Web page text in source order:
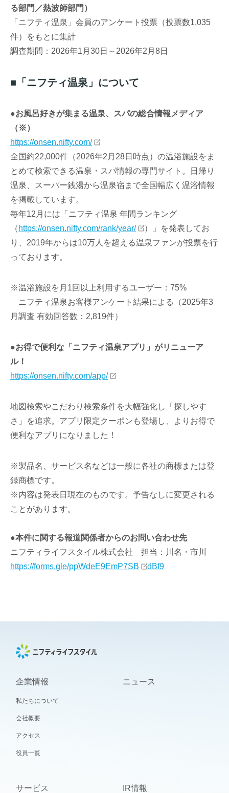
る部門／熱波師部門）
「ニフティ温泉」会員のアンケート投票（投票数1,035
件）をもとに集計
調査期間：2026年1月30日～2026年2月8日
■「ニフティ温泉」について
●お風呂好きが集まる温泉、スパの総合情報メディア
（※）
https://onsen.nifty.com/
全国約22,000件（2026年2月28日時点）の温浴施設をま
とめて検索できる温泉・スパ情報の専門サイト。日帰り
温泉、スーパー銭湯から温泉宿まで全国幅広く温浴情報
を掲載しています。
毎年12月には「ニフティ温泉 年間ランキング
（ https://onsen.nifty.com/rank/year/
）」を発表してお
り、2019年からは10万人を超える温泉ファンが投票を行
っております。
※温浴施設を月1回以上利用するユーザー：75%
ニフティ温泉お客様アンケート結果による（2025年3
月調査 有効回答数：2,819件）
●お得で便利な「ニフティ温泉アプリ」がリニューア
ル！
https://onsen.nifty.com/app/
地図検索やこだわり検索条件を大幅強化し「探しやす
さ」を追求。アプリ限定クーポンも登場し、よりお得で
便利なアプリになりました！
※製品名、サービス名などは一般に各社の商標または登
録商標です。
※内容は発表日現在のものです。予告なしに変更される
ことがあります。
●本件に関する報道関係者からのお問い合わせ先
ニフティライフスタイル株式会社 担当：川名・市川
https://forms.gle/ppWdeE9EmP7SB dBf9
企業情報
私たちについて
会社概要
アクセス
役員一覧
ニュース
サービス IR情報